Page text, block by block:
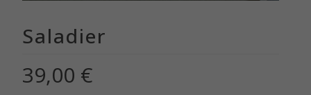
Saladier
39,00 €